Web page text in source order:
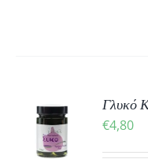
Γλυκό
€4,80